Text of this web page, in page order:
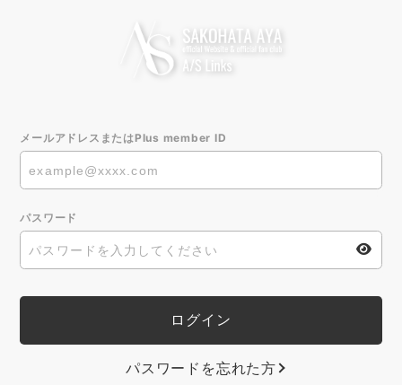
メールアドレスまたはPlus member ID
パスワード
パスワードを忘れた方